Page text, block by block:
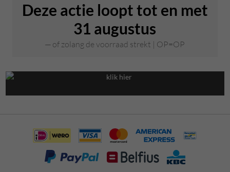
Deze actie loopt tot en met
31 augustus
of zolang de voorraad strekt | OP=OP